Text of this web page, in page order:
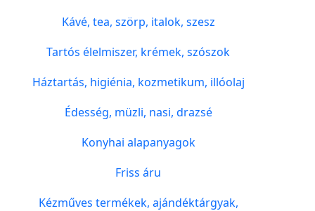
Kávé, tea, szörp, italok, szesz
Tartós élelmiszer, krémek, szószok
Háztartás, higiénia, kozmetikum, illóolaj
Édesség, müzli, nasi, drazsé
Konyhai alapanyagok
Friss áru
Kézműves termékek, ajándéktárgyak,